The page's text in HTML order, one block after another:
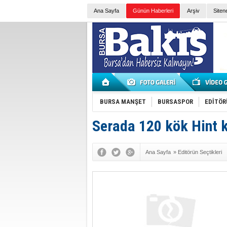
Ana Sayfa Günün Haberleri Arşiv
BURSA MANŞET BURSASPOR
Serada 120 kök Hint
Ana Sayfa » Editörün Seçtikleri